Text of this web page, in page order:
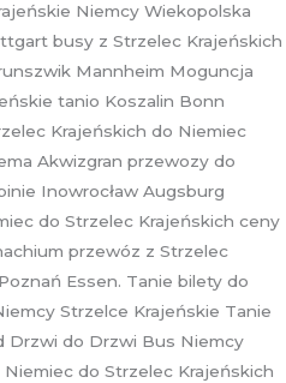
Niemcy Wiekopolska
busy z Strzelec Krajeńskich
Mannheim Moguncja
tanio Koszalin Bonn
Krajeńskich do Niemiec
Akwizgran przewozy do
Inowrocław Augsburg
do Strzelec Krajeńskich ceny
przewóz z Strzelec
Essen. Tanie bilety do
Strzelce Krajeńskie Tanie
Drzwi do Drzwi Bus Niemcy
do Strzelec Krajeńskich